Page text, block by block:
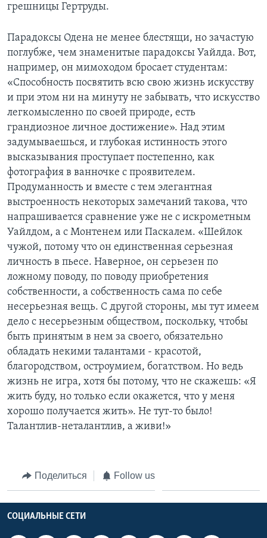
грешницы Гертруды.
Парадоксы Одена не менее блестящи, но зачастую
поглубже, чем знаменитые парадоксы Уайлда. Вот,
например, он мимоходом бросает студентам:
«Способность посвятить всю свою жизнь искусству
и при этом ни на минуту не забывать, что искусство
легкомысленно по своей природе, есть
грандиозное личное достижение». Над этим
задумываешься, и глубокая истинность этого
высказывания проступает постепенно, как
фотография в ванночке с проявителем.
Продуманность и вместе с тем элегантная
выстроенность некоторых замечаний такова, что
напрашивается сравнение уже не с искрометным
Уайлдом, а с Монтенем или Паскалем. «Шейлок
чужой, потому что он единственная серьезная
личность в пьесе. Наверное, он серьезен по
ложному поводу, по поводу приобретения
собственности, а собственность сама по себе
несерьезная вещь. С другой стороны, мы тут имеем
дело с несерьезным обществом, поскольку, чтобы
быть принятым в нем за своего, обязательно
обладать некими талантами - красотой,
благородством, остроумием, богатством. Но ведь
жизнь не игра, хотя бы потому, что не скажешь: «Я
жить буду, но только если окажется, что у меня
хорошо получается жить». Не тут-то было!
Талантлив-неталантлив, а живи!»
Поделиться Follow us
СОЦИАЛЬНЫЕ СЕТИ